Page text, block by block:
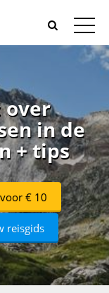
over
in de
+ tips
€ 10
reisgids